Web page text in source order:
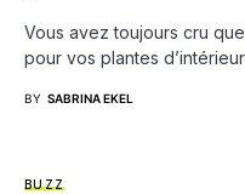
Vous avez toujours cru
pour vos plantes
BY SABRINA EKEL
BUZZ